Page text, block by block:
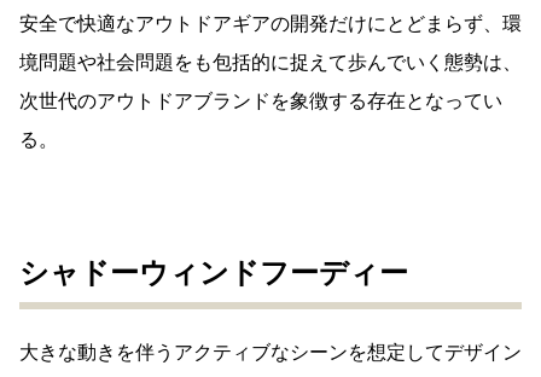
安全で快適なアウトドアギアの開発だけにとどまらず、環
境問題や社会問題をも包括的に捉えて歩んでいく態勢は、
次世代のアウトドアブランドを象徴する存在となってい
る。
シャドーウィンドフーディー
大きな動きを伴うアクティブなシーンを想定してデザイン